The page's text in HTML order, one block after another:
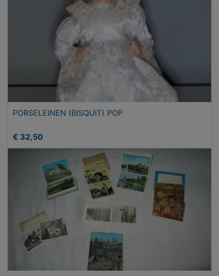
PORSELEINEN (BISQUIT) POP
€ 32,50